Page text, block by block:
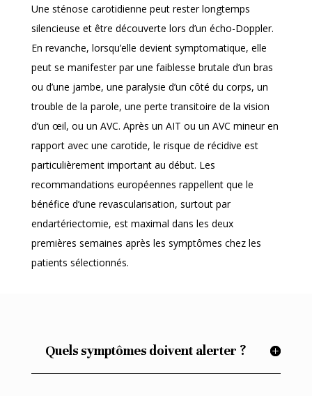
Une sténose carotidienne peut rester longtemps
silencieuse et être découverte lors d’un écho-Doppler.
En revanche, lorsqu’elle devient symptomatique, elle
peut se manifester par une faiblesse brutale d’un bras
ou d’une jambe, une paralysie d’un côté du corps, un
trouble de la parole, une perte transitoire de la vision
d’un œil, ou un AVC. Après un AIT ou un AVC mineur en
rapport avec une carotide, le risque de récidive est
particulièrement important au début. Les
recommandations européennes rappellent que le
bénéfice d’une revascularisation, surtout par
endartériectomie, est maximal dans les deux
premières semaines après les symptômes chez les
patients sélectionnés.
Quels symptômes doivent alerter ?